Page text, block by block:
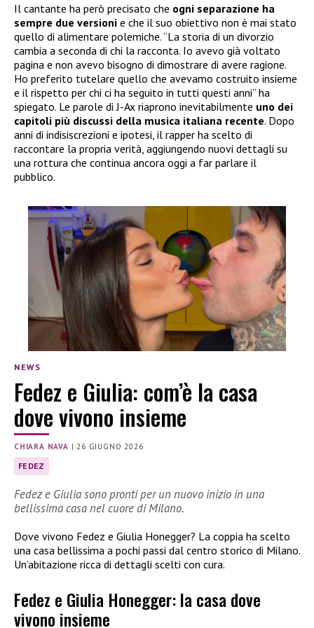
Il cantante ha però precisato che ogni separazione ha
sempre due versioni e che il suo obiettivo non è mai stato
quello di alimentare polemiche. “La storia di un divorzio
cambia a seconda di chi la racconta. Io avevo già voltato
pagina e non avevo bisogno di dimostrare di avere ragione.
Ho preferito tutelare quello che avevamo costruito insieme
e il rispetto per chi ci ha seguito in tutti questi anni” ha
spiegato. Le parole di J-Ax riaprono inevitabilmente uno dei
capitoli più discussi della musica italiana recente. Dopo
anni di indisiscrezioni e ipotesi, il rapper ha scelto di
raccontare la propria verità, aggiungendo nuovi dettagli su
una rottura che continua ancora oggi a far parlare il
pubblico.
NEWS
Fedez e Giulia: com’è la casa
dove vivono insieme
CHIARA NAVA |26 GIUGNO 2026
FEDEZ
Fedez e Giulia sono pronti per un nuovo inizio in una
bellissima casa nel cuore di Milano.
Dove vivono Fedez e Giulia Honegger? La coppia ha scelto
una casa bellissima a pochi passi dal centro storico di Milano.
Un’abitazione ricca di dettagli scelti con cura.
Fedez e Giulia Honegger: la casa dove
vivono insieme